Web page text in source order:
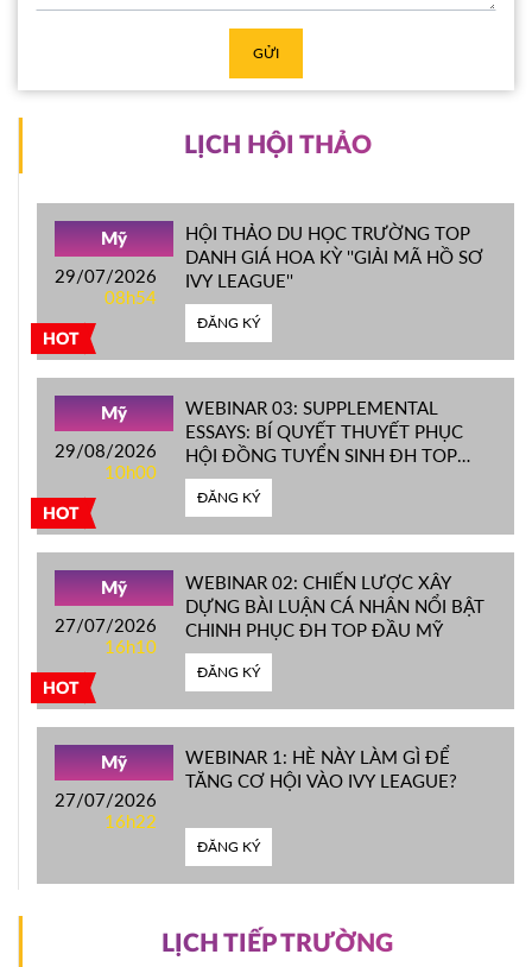
GỬI
LỊCH HỘI THẢO
HOT
Mỹ
29/07/2026
08h54
HỘI THẢO DU HỌC TRƯỜNG TOP
DANH GIÁ HOA KỲ ''GIẢI MÃ HỒ SƠ
IVY LEAGUE''
ĐĂNG KÝ
HOT
Mỹ
29/08/2026
10h00
WEBINAR 03: SUPPLEMENTAL
ESSAYS: BÍ QUYẾT THUYẾT PHỤC
HỘI ĐỒNG TUYỂN SINH ĐH TOP
ĐẦU MỸ
ĐĂNG KÝ
HOT
Mỹ
27/07/2026
16h10
WEBINAR 02: CHIẾN LƯỢC XÂY
DỰNG BÀI LUẬN CÁ NHÂN NỔI BẬT
CHINH PHỤC ĐH TOP ĐẦU MỸ
ĐĂNG KÝ
Mỹ
27/07/2026
16h22
WEBINAR 1: HÈ NÀY LÀM GÌ ĐỂ
TĂNG CƠ HỘI VÀO IVY LEAGUE?
ĐĂNG KÝ
LỊCH TIẾP TRƯỜNG